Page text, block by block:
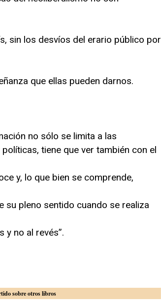
sin los desvíos del erario público por
que ellas pueden darnos.
no sólo se limita a las
tiene que ver también con el
y, lo que bien se comprende,
su pleno sentido cuando se realiza
y no al revés”.
sobre otros libros